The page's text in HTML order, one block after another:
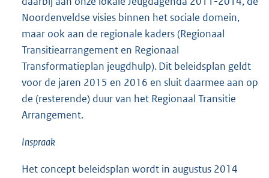
Noordenveldse visies binnen het sociale domein,
maar ook aan de regionale kaders (Regionaal
Transitiearrangement en Regionaal
Transformatieplan jeugdhulp). Dit beleidsplan geldt
voor de jaren 2015 en 2016 en sluit daarmee aan op
de (resterende) duur van het Regionaal Transitie
Arrangement.
Inspraak
Het concept beleidsplan wordt in augustus 2014